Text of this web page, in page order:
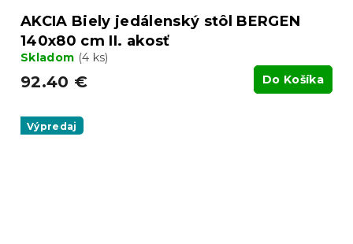
AKCIA Biely jedálenský stôl BERGEN
140x80 cm II. akosť
Skladom (4 ks)
92.40 € Do Košíka
Výpredaj